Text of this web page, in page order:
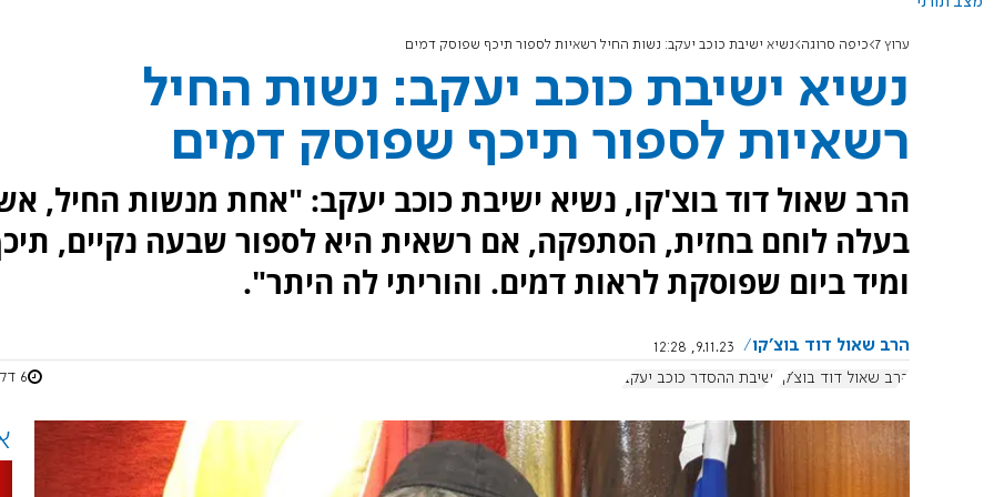
ערוץ 7 כיפה סרוגה נשיא ישיבת כוכב יעקב: נשות החיל רשאיות לספור תיכף שפוסק דמים
נשיא ישיבת כוכב יעקב: נשות החיל
רשאיות לספור תיכף שפוסק דמים
הרב שאול דוד בוצ'קו, נשיא ישיבת כוכב יעקב: "אחת מנשות החיל,
בעלה לוחם בחזית, הסתפקה, אם רשאית היא לספור שבעה נקיים,
ומיד ביום שפוסקת לראות דמים. והוריתי לה היתר".
הרב שאול דוד בוצ'קו
9.11.23, 12:28
הרב שאול דוד בוצ'קו
ישיבת ההסדר כוכב יעקב 6 דקות